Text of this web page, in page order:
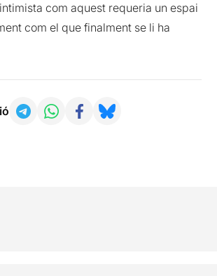
com aquest requeria un espai
com el que finalment se li ha